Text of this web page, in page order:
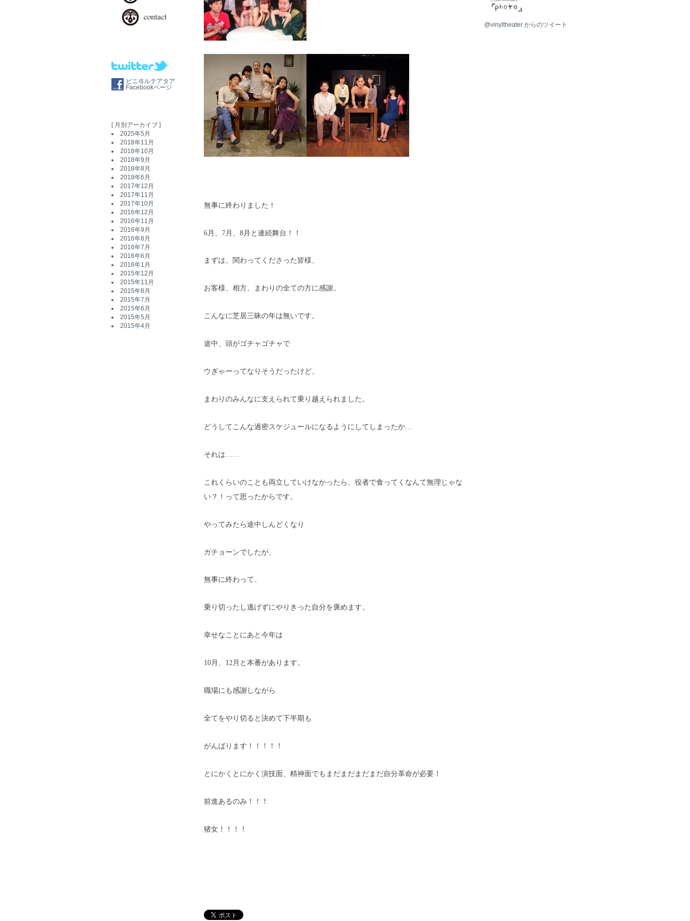
ビニヰルテアタア
Facebookページ
[ 月別アーカイブ ]
2025年5月
2018年11月
2018年10月
2018年9月
2018年8月
2018年6月
2017年12月
2017年11月
2017年10月
2016年12月
2016年11月
2016年9月
2016年8月
2016年7月
2016年6月
2016年1月
2015年12月
2015年11月
2015年8月
2015年7月
2015年6月
2015年5月
2015年4月
無事に終わりました！
6月、7月、8月と連続舞台！！
まずは、関わってくださった皆様、
お客様、相方、まわりの全ての方に感謝。
こんなに芝居三昧の年は無いです。
途中、頭がゴチャゴチャで
ウぎゃーってなりそうだったけど、
まわりのみんなに支えられて乗り越えられました。
どうしてこんな過密スケジュールになるようにしてしまったか…
それは……
これくらいのことも両立していけなかったら、役者で食ってくなんて無理じゃな
い？！って思ったからです。
やってみたら途中しんどくなり
ガチョーンでしたが、
無事に終わって、
乗り切ったし逃げずにやりきった自分を褒めます。
幸せなことにあと今年は
10月、12月と本番があります。
職場にも感謝しながら
全てをやり切ると決めて下半期も
がんばります！！！！！
とにかくとにかく演技面、精神面でもまだまだまだまだ自分革命が必要！
前進あるのみ！！！
猪女！！！！
@vinyltheater からのツイート